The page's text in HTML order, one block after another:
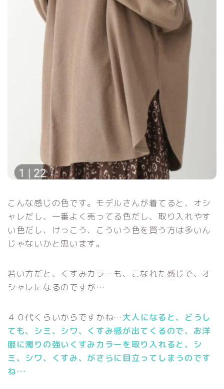
こんな感じの色です。モデルさんが着てると、オシ
ャレだし、一番よく売ってる色だし、取り入れやす
い色だし、けっこう、こういう色を買う方は多いん
じゃないかと思います。
若い方だと、くすみカラーも、こなれた感じで、オ
シャレになるのですが…
４０代くらいからですかね…大人になると、どうし
ても、シミ、シワ、くすみ感が出てくるので、お洋
服に濁りの強いくすみカラーを取り入れると、シ
ミ、シワ、くすみ、がさらに目立ってしまうのです
ね…